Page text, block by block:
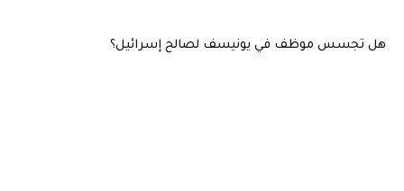
هل تجسس موظف في يونيسف لصالح إسرائيل؟